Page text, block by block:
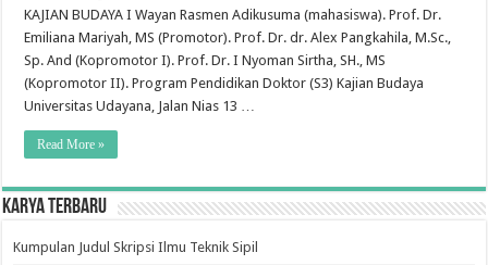
SEKS
BEBAS
DI
KOTA
NEGARA:
PERSPEKTIF
KAJIAN BUDAYA I Wayan Rasmen Adikusuma (mahasiswa). Prof. Dr.
Emiliana Mariyah, MS (Promotor). Prof. Dr. dr. Alex Pangkahila, M.Sc.,
Sp. And (Kopromotor I). Prof. Dr. I Nyoman Sirtha, SH., MS
(Kopromotor II). Program Pendidikan Doktor (S3) Kajian Budaya
Universitas Udayana, Jalan Nias 13 …
Read More »
Karya Terbaru
Kumpulan Judul Skripsi Ilmu Teknik Sipil